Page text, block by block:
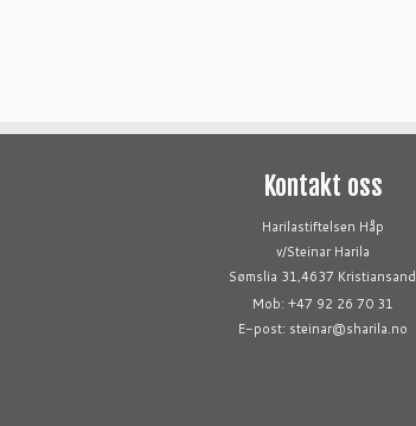
Kontakt oss
Harilastiftelsen Håp
v/Steinar Harila
Sømslia 31,4637 Kristiansand
Mob: +47 92 26 70 31
E-post: steinar@sharila.no